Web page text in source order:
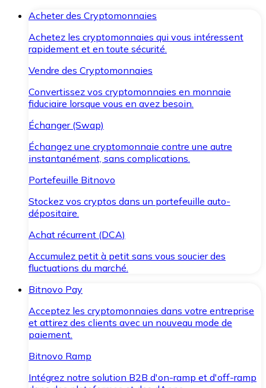
Acheter des Cryptomonnaies
Achetez les cryptomonnaies qui vous intéressent
rapidement et en toute sécurité.
Vendre des Cryptomonnaies
Convertissez vos cryptomonnaies en monnaie
fiduciaire lorsque vous en avez besoin.
Échanger (Swap)
Échangez une cryptomonnaie contre une autre
instantanément, sans complications.
Portefeuille Bitnovo
Stockez vos cryptos dans un portefeuille auto-
dépositaire.
Achat récurrent (DCA)
Accumulez petit à petit sans vous soucier des
fluctuations du marché.
Bitnovo Pay
Acceptez les cryptomonnaies dans votre entreprise
et attirez des clients avec un nouveau mode de
paiement.
Bitnovo Ramp
Intégrez notre solution B2B d'on-ramp et d'off-ramp